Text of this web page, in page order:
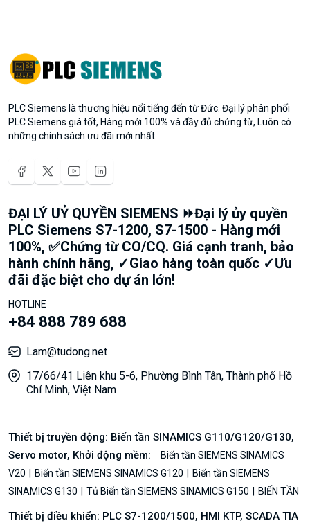
PLC Siemens là thương hiệu nổi tiếng đến từ Đức. Đại lý phân phối
PLC Siemens giá tốt, Hàng mới 100% và đầy đủ chứng từ, Luôn có
những chính sách ưu đãi mới nhất
ĐẠI LÝ UỶ QUYỀN SIEMENS ⏩Đại lý ủy quyền
PLC Siemens S7-1200, S7-1500 - Hàng mới
100%, ✅Chứng từ CO/CQ. Giá cạnh tranh, bảo
hành chính hãng, ✓Giao hàng toàn quốc ✓Ưu
đãi đặc biệt cho dự án lớn!
HOTLINE
+84 888 789 688
Lam@tudong.net
17/66/41 Liên khu 5-6, Phường Bình Tân, Thành phố Hồ
Chí Minh, Việt Nam
Thiết bị truyền động: Biến tần SINAMICS G110/G120/G130,
Servo motor, Khởi động mềm:
Biến tần SIEMENS SINAMICS
V20
Biến tần SIEMENS SINAMICS G120
Biến tần SIEMENS
SINAMICS G130
Tủ Biến tần SIEMENS SINAMICS G150 BIẾN TẦN
Thiết bị điều khiển: PLC S7-1200/1500, HMI KTP, SCADA TIA